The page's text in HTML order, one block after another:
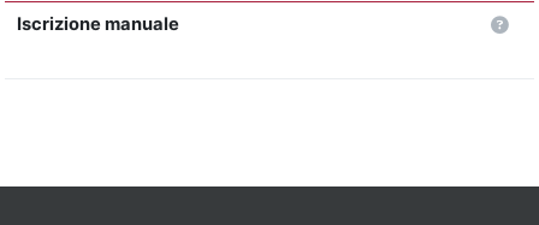
Iscrizione manuale